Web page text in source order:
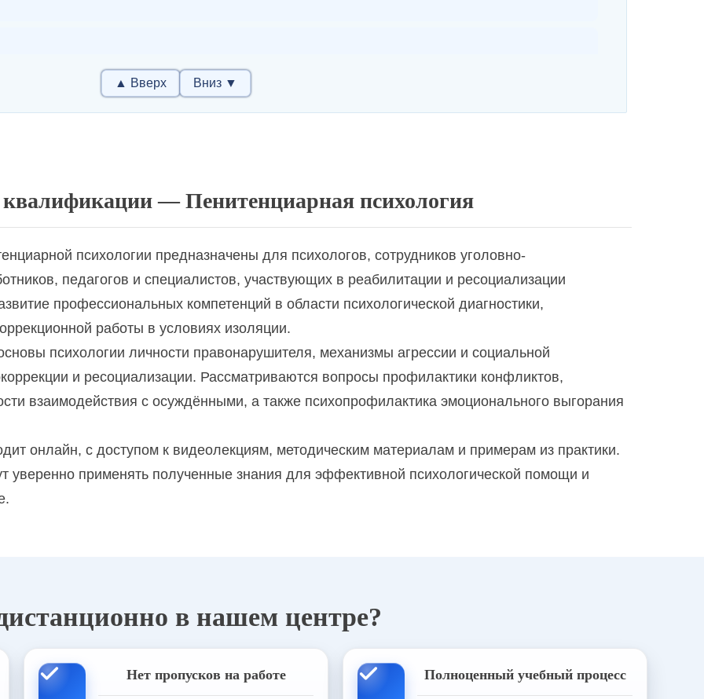
консультировании
развитии персонала
в практике работы психолога
в детском возрасте
▲ Вверх Вниз ▼
— Пенитенциарная психология
психологии предназначены для психологов, сотрудников уголовно-
педагогов и специалистов, участвующих в реабилитации и ресоциализации
профессиональных компетенций в области психологической диагностики,
работы в условиях изоляции.
психологии личности правонарушителя, механизмы агрессии и социальной
и ресоциализации. Рассматриваются вопросы профилактики конфликтов,
взаимодействия с осуждёнными, а также психопрофилактика эмоционального выгорания
онлайн, с доступом к видеолекциям, методическим материалам и примерам из практики.
уверенно применять полученные знания для эффективной психологической помощи и
в нашем центре?
Нет пропусков на работе Полноценный учебный процесс